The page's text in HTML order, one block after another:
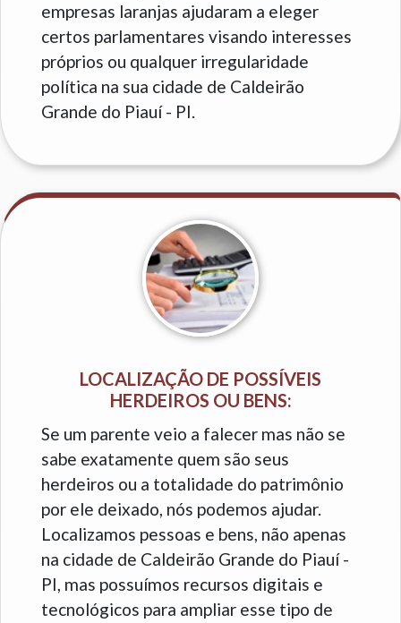
empresas laranjas ajudaram a eleger
certos parlamentares visando interesses
próprios ou qualquer irregularidade
política na sua cidade de Caldeirão
Grande do Piauí - PI.
LOCALIZAÇÃO DE POSSÍVEIS
HERDEIROS OU BENS:
Se um parente veio a falecer mas não se
sabe exatamente quem são seus
herdeiros ou a totalidade do patrimônio
por ele deixado, nós podemos ajudar.
Localizamos pessoas e bens, não apenas
na cidade de Caldeirão Grande do Piauí -
PI, mas possuímos recursos digitais e
tecnológicos para ampliar esse tipo de